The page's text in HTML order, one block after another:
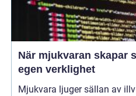
När mjukvaran skapar
egen verklighet
Mjukvara ljuger sällan av